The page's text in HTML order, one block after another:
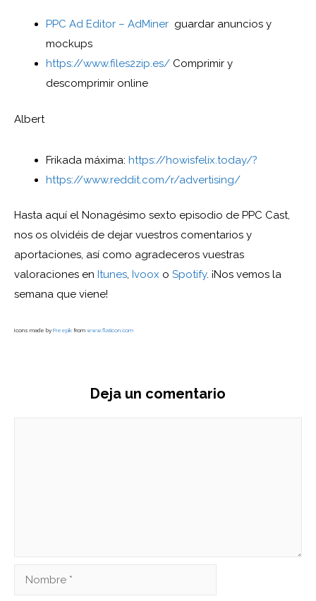
PPC Ad Editor – AdMiner guardar anuncios y
mockups
https://www.files2zip.es/ Comprimir y
descomprimir online
Albert
Frikada máxima: https://howisfelix.today/?
https://www.reddit.com/r/advertising/
Hasta aquí el Nonagésimo sexto episodio de PPC Cast,
nos os olvidéis de dejar vuestros comentarios y
aportaciones, así como agradeceros vuestras
valoraciones en Itunes, Ivoox o Spotify. ¡Nos vemos la
semana que viene!
Icons made by Freepik from www.flaticon.com
Deja un comentario